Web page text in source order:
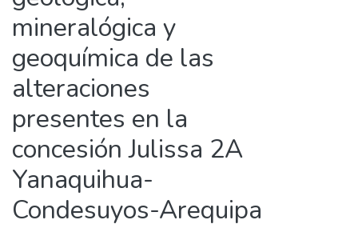
mineralógica y
geoquímica de las
alteraciones
presentes en la
concesión Julissa 2A
Yanaquihua-
Condesuyos-Arequipa